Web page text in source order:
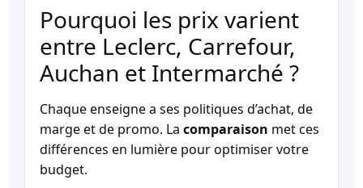
Pourquoi les prix varient
entre Leclerc, Carrefour,
Auchan et Intermarché ?
Chaque enseigne a ses politiques d’achat, de
marge et de promo. La comparaison met ces
différences en lumière pour optimiser votre
budget.